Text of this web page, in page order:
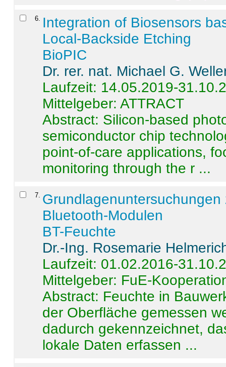
6
Integration of Biosensors
Local-Backside Etching
BioPIC
Dr. rer. nat. Michael G.
Laufzeit: 14.05.2019-
Mittelgeber: ATTRACT
Abstract: Silicon-based
semiconductor chip
point-of-care applications,
monitoring through the r ...
7
Bluetooth-Modulen
BT-Feuchte
Dr.-Ing. Rosemarie
Laufzeit: 01.02.2016-
Mittelgeber: FuE-
Abstract: Feuchte in
der Oberfläche gemessen
dadurch gekennzeichnet,
lokale Daten erfassen ...